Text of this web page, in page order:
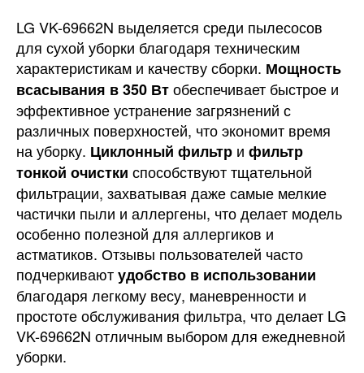
LG VK-69662N выделяется среди пылесосов
для сухой уборки благодаря техническим
характеристикам и качеству сборки. Мощность
всасывания в 350 Втобеспечивает быстрое и
эффективное устранение загрязнений с
различных поверхностей, что экономит время
на уборку. Циклонный фильтр и фильтр
тонкой очистки способствуют тщательной
фильтрации, захватывая даже самые мелкие
частички пыли и аллергены, что делает модель
особенно полезной для аллергиков и
астматиков. Отзывы пользователей часто
подчеркиваютудобство в использовании
благодаря легкому весу, маневренности и
простоте обслуживания фильтра, что делает LG
VK-69662N отличным выбором для ежедневной
уборки.